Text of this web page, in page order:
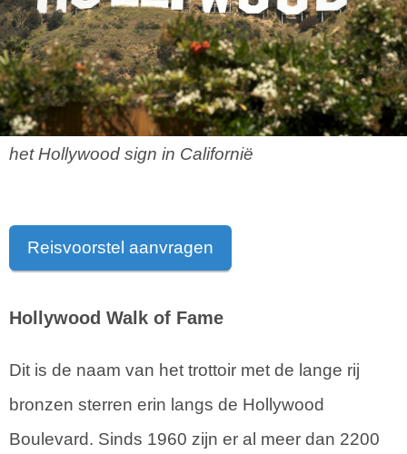
het Hollywood sign in Californië
Reisvoorstel aanvragen
Hollywood Walk of Fame
Dit is de naam van het trottoir met de lange rij
bronzen sterren erin langs de Hollywood
Boulevard. Sinds 1960 zijn er al meer dan 2200